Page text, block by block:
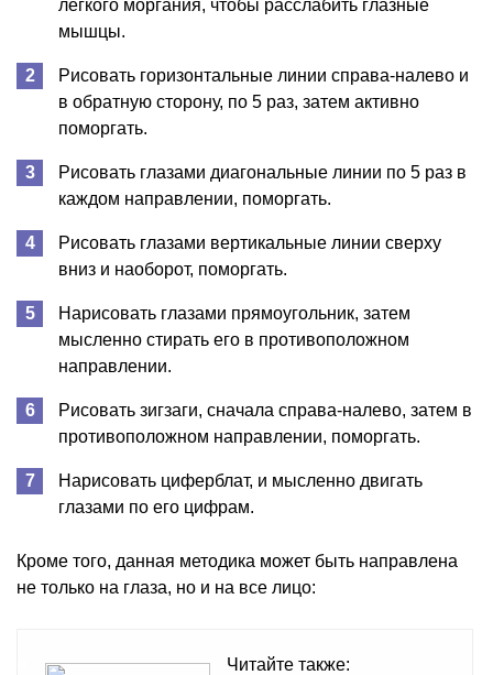
легкого моргания, чтобы расслабить глазные
мышцы.
Рисовать горизонтальные линии справа-налево и
в обратную сторону, по 5 раз, затем активно
поморгать.
Рисовать глазами диагональные линии по 5 раз в
каждом направлении, поморгать.
Рисовать глазами вертикальные линии сверху
вниз и наоборот, поморгать.
Нарисовать глазами прямоугольник, затем
мысленно стирать его в противоположном
направлении.
Рисовать зигзаги, сначала справа-налево, затем в
противоположном направлении, поморгать.
Нарисовать циферблат, и мысленно двигать
глазами по его цифрам.
Кроме того, данная методика может быть направлена
не только на глаза, но и на все лицо:
Читайте также: